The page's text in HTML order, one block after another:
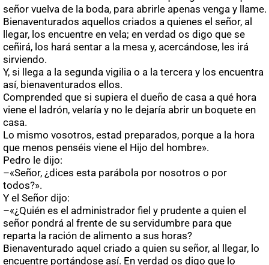
señor vuelva de la boda, para abrirle apenas venga y llame.
Bienaventurados aquellos criados a quienes el señor, al
llegar, los encuentre en vela; en verdad os digo que se
ceñirá, los hará sentar a la mesa y, acercándose, les irá
sirviendo.
Y, si llega a la segunda vigilia o a la tercera y los encuentra
así, bienaventurados ellos.
Comprended que si supiera el dueño de casa a qué hora
viene el ladrón, velaría y no le dejaría abrir un boquete en
casa.
Lo mismo vosotros, estad preparados, porque a la hora
que menos penséis viene el Hijo del hombre».
Pedro le dijo:
–«Señor, ¿dices esta parábola por nosotros o por
todos?».
Y el Señor dijo:
–«¿Quién es el administrador fiel y prudente a quien el
señor pondrá al frente de su servidumbre para que
reparta la ración de alimento a sus horas?
Bienaventurado aquel criado a quien su señor, al llegar, lo
encuentre portándose así. En verdad os digo que lo